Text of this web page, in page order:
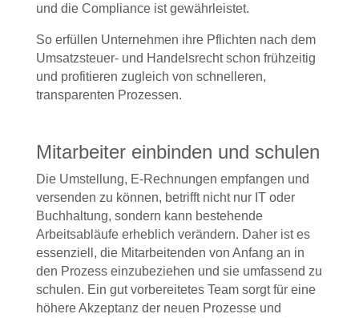
und die Compliance ist gewährleistet.
So erfüllen Unternehmen ihre Pflichten nach dem
Umsatzsteuer- und Handelsrecht schon frühzeitig
und profitieren zugleich von schnelleren,
transparenten Prozessen.
Mitarbeiter einbinden und schulen
Die Umstellung, E-Rechnungen empfangen und
versenden zu können, betrifft nicht nur IT oder
Buchhaltung, sondern kann bestehende
Arbeitsabläufe erheblich verändern. Daher ist es
essenziell, die Mitarbeitenden von Anfang an in
den Prozess einzubeziehen und sie umfassend zu
schulen. Ein gut vorbereitetes Team sorgt für eine
höhere Akzeptanz der neuen Prozesse und